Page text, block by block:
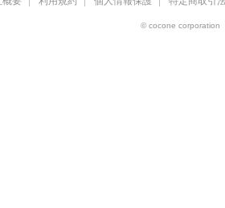
© cocone corporation